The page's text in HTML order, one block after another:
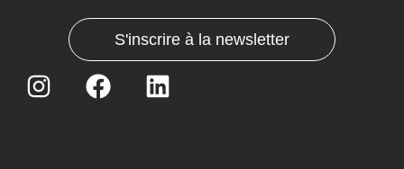
S'inscrire à la newsletter